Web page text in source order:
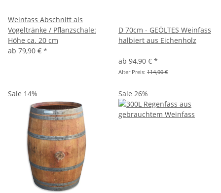
Weinfass Abschnitt als
Vogeltränke / Pflanzschale:
Höhe ca. 20 cm
ab 79,90 € *
D 70cm - GEÖLTES Weinfass
halbiert aus Eichenholz
ab 94,90 € *
Alter Preis: 114,90 €
Sale 14% Sale 26%